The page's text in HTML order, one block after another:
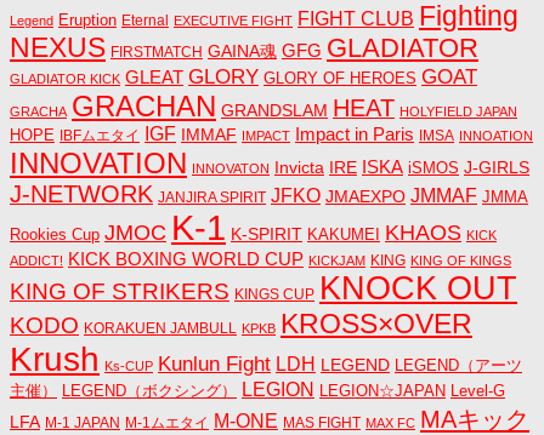
Legend Eruption Eternal EXECUTIVE FIGHT FIGHT CLUB Fighting
NEXUS FIRSTMATCH GAINA魂 GFG GLADIATOR
GLADIATOR KICK GLEAT GLORY GLORY OF HEROES GOAT
GRACHA GRACHAN GRANDSLAM HEAT HOLYFIELD JAPAN
HOPE IBFムエタイ IGF IMMAF IMPACT Impact in Paris IMSA INNOATION
INNOVATION INNOVATON Invicta IRE ISKA iSMOS J-GIRLS
J-NETWORK JANJIRA SPIRIT JFKO JMAEXPO JMMAF JMMA
Rookies Cup JMOC K-1 K-SPIRIT KAKUMEI KHAOS KICK
ADDICT! KICK BOXING WORLD CUP KICKJAM KING KING OF KINGS
KING OF STRIKERS KINGS CUP KNOCK OUT
KODO KORAKUEN JAMBULL KPKB KROSS×OVER
Krush Ks-CUP Kunlun Fight LDH LEGEND LEGEND（アーツ
主催）
LEGEND（ボクシング） LEGION LEGION☆JAPAN Level-G
LFA M-1 JAPAN M-1ムエタイ M-ONE MAS FIGHT MAX FC MAキック